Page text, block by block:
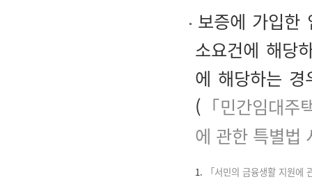
보증에 가입한
소요건에 해당
에 해당하는 경
( 「민간임대
에 관한 특별법
1. 「서민의 금융생활 지원에